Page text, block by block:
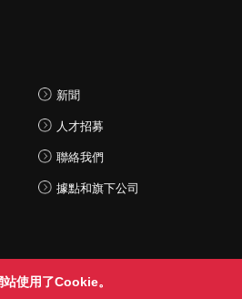
新聞
人才招募
聯絡我們
據點和旗下公司
使用了Cookie。